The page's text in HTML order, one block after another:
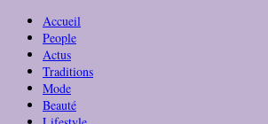
Accueil
People
Actus
Traditions
Mode
Beauté